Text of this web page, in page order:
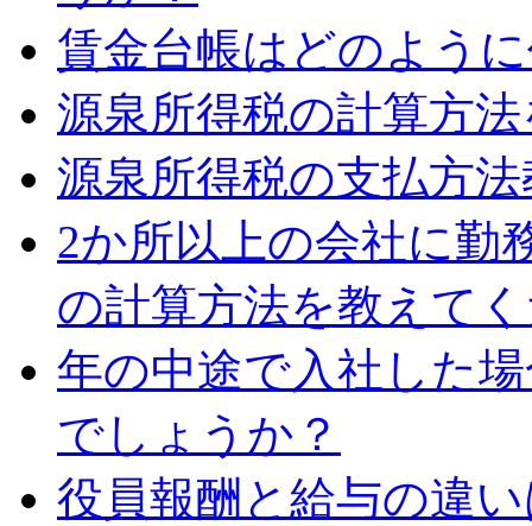
賃金台帳はどのよう
源泉所得税の計算方
源泉所得税の支払方
2か所以上の会社に勤
の計算方法を教えて
年の中途で入社した
でしょうか？
役員報酬と給与の違